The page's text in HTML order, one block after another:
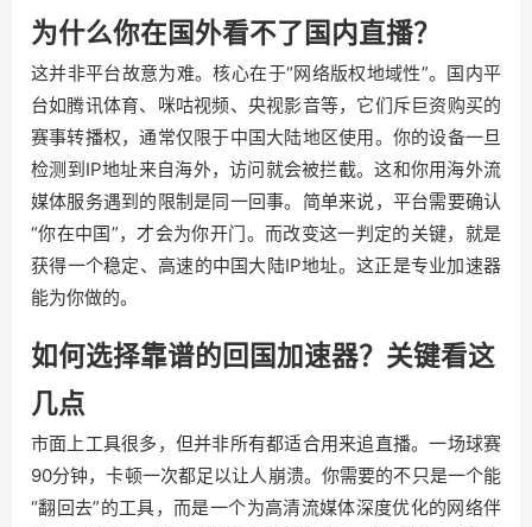
为什么你在国外看不了国内直播？
这并非平台故意为难。核心在于“网络版权地域性”。国内平
台如腾讯体育、咪咕视频、央视影音等，它们斥巨资购买的
赛事转播权，通常仅限于中国大陆地区使用。你的设备一旦
检测到IP地址来自海外，访问就会被拦截。这和你用海外流
媒体服务遇到的限制是同一回事。简单来说，平台需要确认
“你在中国”，才会为你开门。而改变这一判定的关键，就是
获得一个稳定、高速的中国大陆IP地址。这正是专业加速器
能为你做的。
如何选择靠谱的回国加速器？关键看这
几点
市面上工具很多，但并非所有都适合用来追直播。一场球赛
90分钟，卡顿一次都足以让人崩溃。你需要的不只是一个能
“翻回去”的工具，而是一个为高清流媒体深度优化的网络伴